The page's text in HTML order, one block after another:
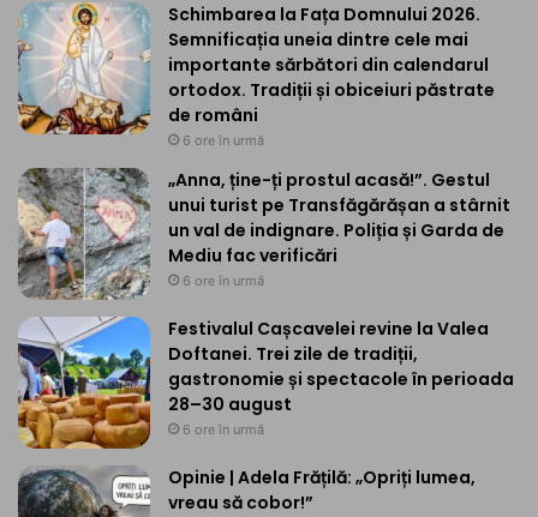
Schimbarea la Fața Domnului 2026.
Semnificația uneia dintre cele mai
importante sărbători din calendarul
ortodox. Tradiții și obiceiuri păstrate
de români
6 ore în urmă
„Anna, ține-ți prostul acasă!”. Gestul
unui turist pe Transfăgărășan a stârnit
un val de indignare. Poliția și Garda de
Mediu fac verificări
6 ore în urmă
Festivalul Cașcavelei revine la Valea
Doftanei. Trei zile de tradiții,
gastronomie și spectacole în perioada
28–30 august
6 ore în urmă
Opinie | Adela Frățilă: „Opriți lumea,
vreau să cobor!”